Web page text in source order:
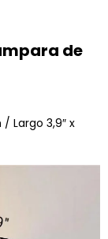
de
Largo 3,9″ x